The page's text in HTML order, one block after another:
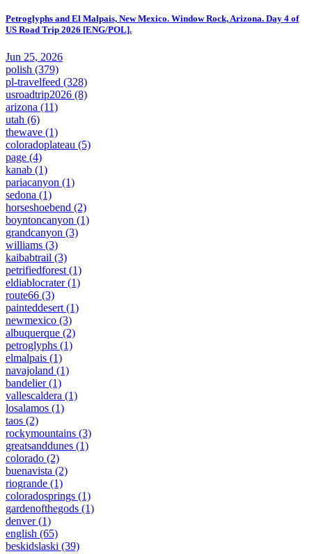
Petroglyphs and El Malpais, New Mexico. Window Rock, Arizona. Day 4 of
US Road Trip 2026 [ENG/POL].
Jun 25, 2026
polish (379)
pl-travelfeed (328)
usroadtrip2026 (8)
arizona (11)
utah (6)
thewave (1)
coloradoplateau (5)
page (4)
kanab (1)
pariacanyon (1)
sedona (1)
horseshoebend (2)
boyntoncanyon (1)
grandcanyon (3)
williams (3)
kaibabtrail (3)
petrifiedforest(1)
eldiablocrater(1)
route66 (3)
painteddesert(1)
newmexico (3)
albuquerque (2)
petroglyphs (1)
elmalpais (1)
navajoland (1)
bandelier(1)
vallescaldera (1)
losalamos (1)
taos (2)
rockymountains (3)
greatsanddunes (1)
colorado (2)
buenavista (2)
riogrande (1)
coloradosprings (1)
gardenofthegods (1)
denver(1)
english (65)
beskidslaski (39)